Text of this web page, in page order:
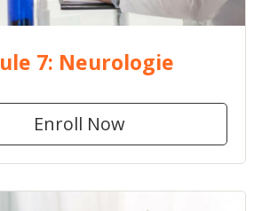
7: Neurologie
Enroll Now